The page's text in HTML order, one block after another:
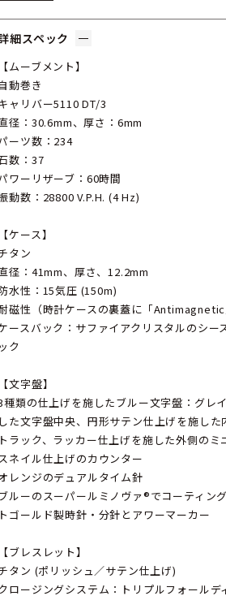
細スペック
【ムーブメント】
動巻き
ャリバー5110 DT/3
径：30.6mm、厚さ：6mm
ーツ数：234
数：37
ワーリザーブ：60時間
動数：28800 V.P.H. (4 Hz)
【ケース】
タン
径：41mm、厚さ、12.2mm
水性：15気圧 (150m)
磁性（時計ケースの裏蓋に「Antimagnetic
ースバック：サファイアクリスタルのシー
ック
【文字盤】
種類の仕上げを施したブルー文字盤：グレ
した文字盤中央、円形サテン仕上げを施した
トラック、ラッカー仕上げを施した外側のミ
スネイル仕上げのカウンター
レンジのデュアルタイム針
ルーのスーパールミノヴァ®でコーティン
トゴールド製時針・分針とアワーマーカー
【ブレスレット】
タン (ポリッシュ／サテン仕上げ)
ロージングシステム：トリプルフォールデ